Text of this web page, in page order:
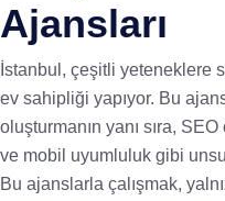
Ajansları
İstanbul, çeşitli yeteneklere
ev sahipliği yapıyor. Bu
oluşturmanın yanı sıra,
ve mobil uyumluluk gibi
Bu ajanslarla çalışmak,